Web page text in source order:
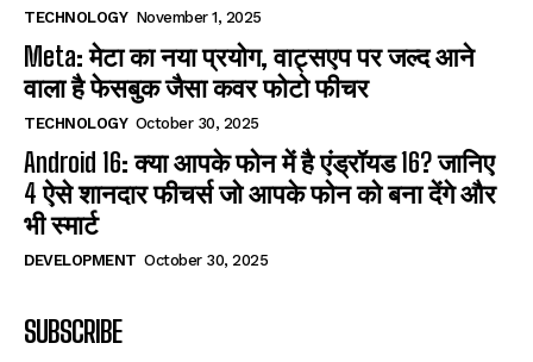
TECHNOLOGY November 1, 2025
Meta: मेटा का नया प्रयोग, वाट्सएप पर जल्द आने
वाला है फेसबुक जैसा कवर फोटो फीचर
TECHNOLOGY October 30, 2025
Android 16: क्या आपके फोन में है एंड्रॉयड 16? जानिए
4 ऐसे शानदार फीचर्स जो आपके फोन को बना देंगे और
भी स्मार्ट
DEVELOPMENT October 30, 2025
SUBSCRIBE